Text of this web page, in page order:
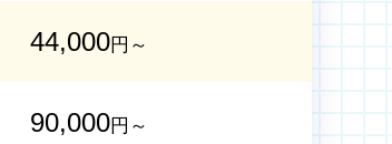
44,000円～
90,000円～